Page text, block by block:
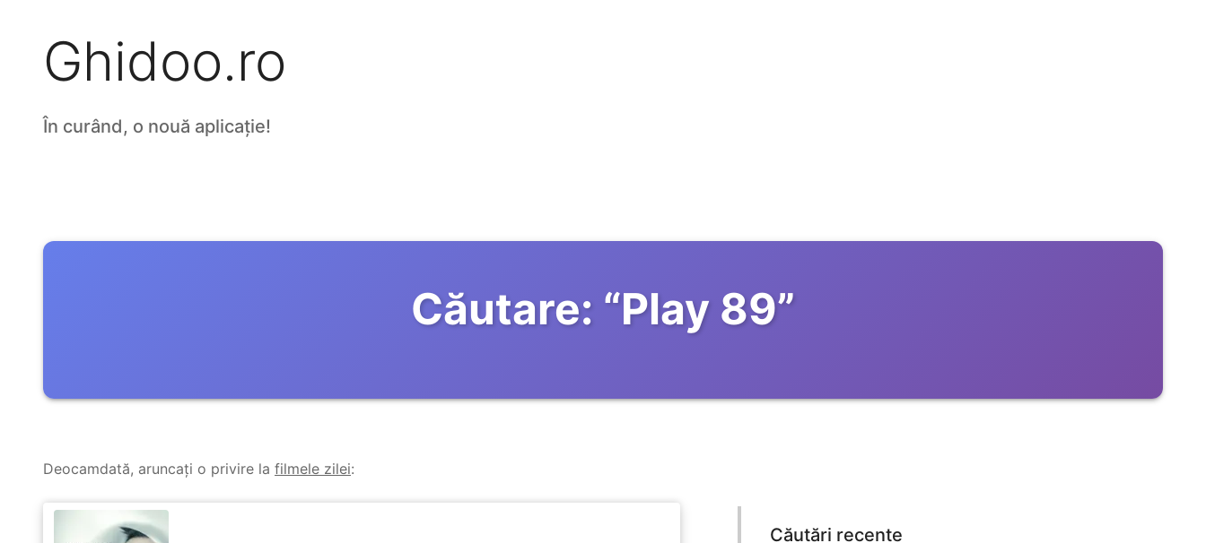
Ghidoo.ro
În curând, o nouă aplicație!
Căutare: “Play 89”
Deocamdată, aruncați o privire la filmele zilei:
Căutări recente